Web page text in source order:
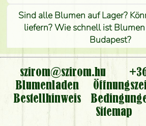
Sind alle Blumen auf Lager?
liefern? Wie schnell ist
Budapest?
Ist der Blumenladen non
Kann ich den bestellten
nehmen oder nur per
Ist eine Bestellung für ländliche
szirom@szirom.hu
Blumenladen
Bestellhinweis
Sitemap